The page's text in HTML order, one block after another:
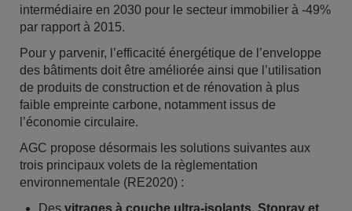
intermédiaire en 2030 pour le secteur immobilier à -49%
par rapport à 2015.
Pour y parvenir, l’efficacité énergétique de l’enveloppe
des bâtiments doit être améliorée ainsi que l’utilisation
de produits de construction et de rénovation à plus
faible empreinte carbone, notamment issus de
l’économie circulaire.
AGC propose désormais les solutions suivantes aux
trois principaux volets de la règlementation
environnementale (RE2020) :
Des vitrages à couche ultra-isolants, Stopray et